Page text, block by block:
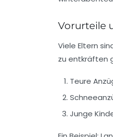
Vorurteile
Viele Eltern
zu entkräften
Teure
Junge